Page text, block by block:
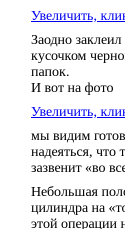
Увеличить,
Заодно
кусочком
папок.
И вот на фото
Увеличить,
мы видим
надеяться,
зазвенит «во
Небольшая
цилиндра на
этой операции